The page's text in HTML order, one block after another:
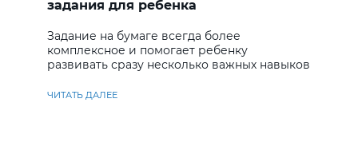
задания для ребенка
Задание на бумаге всегда более
комплексное и помогает ребенку
развивать сразу несколько важных навыков
ЧИТАТЬ ДАЛЕЕ